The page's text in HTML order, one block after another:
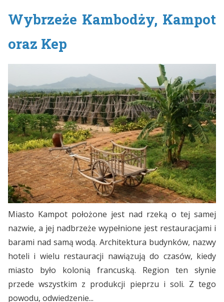
Wybrzeże Kambodży, Kampot
oraz Kep
Miasto Kampot położone jest nad rzeką o tej samej
nazwie, a jej nadbrzeże wypełnione jest restauracjami i
barami nad samą wodą. Architektura budynków, nazwy
hoteli i wielu restauracji nawiązują do czasów, kiedy
miasto było kolonią francuską. Region ten słynie
przede wszystkim z produkcji pieprzu i soli. Z tego
powodu, odwiedzenie...